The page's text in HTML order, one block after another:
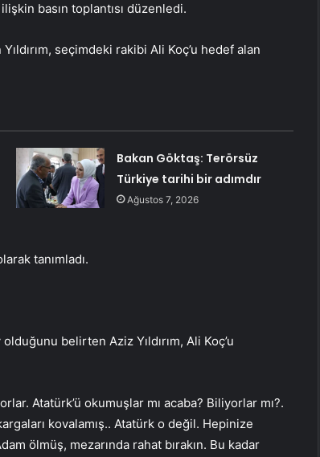
ilişkin basın toplantısı düzenledi.
seçimdeki rakibi Ali Koç’u hedef alan
Bakan Göktaş: Terörsüz
Türkiye tarihi bir adımdır
Ağustos 7, 2026
tanımladı.
belirten Aziz Yıldırım, Ali Koç’u
Atatürk’ü okumuşlar mı acaba? Biliyorlar mı?.
kovalamış.. Atatürk o değil. Hepinize
ölmüş, mezarında rahat bırakın. Bu kadar